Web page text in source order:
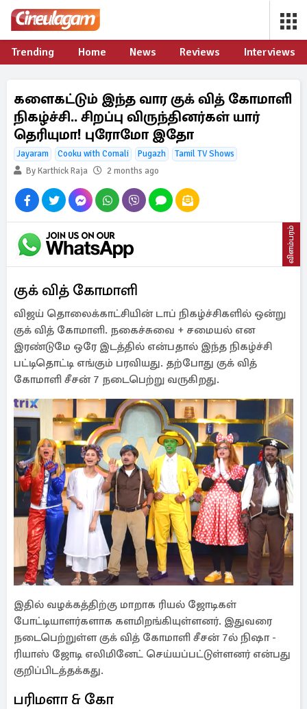
Trending Home News Reviews Interviews
களைகட்டும் இந்த வார குக் வித் கோமாளி
நிகழ்ச்சி.. சிறப்பு விருந்தினர்கள் யார்
தெரியுமா! புரோமோ இதோ
Jayaram Cooku with Comali Pugazh
Tamil TV Shows
By Karthick Raja
2 months ago
விளம்பரம்
குக் வித் கோமாளி
விஜய் தொலைக்காட்சியின் டாப் நிகழ்ச்சிகளில் ஒன்று
குக் வித் கோமாளி. நகைச்சுவை + சமையல் என
இரண்டுமே ஒரே இடத்தில் என்பதால் இந்த நிகழ்ச்சி
பட்டிதொட்டி எங்கும் பரவியது. தற்போது குக் வித்
கோமாளி சீசன் 7 நடைபெற்று வருகிறது.
இதில் வழக்கத்திற்கு மாறாக ரியல் ஜோடிகள்
போட்டியாளர்களாக களமிறங்கியுள்ளனர். இதுவரை
நடைபெற்றுள்ள குக் வித் கோமாளி சீசன் 7ல் நிஷா -
ரியாஸ் ஜோடி எலிமினேட் செய்யப்பட்டுள்ளனர் என்பது
குறிப்பிடத்தக்கது.
பரிமளா & கோ